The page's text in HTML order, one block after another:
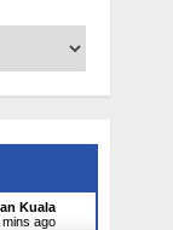
Kuala
mins ago